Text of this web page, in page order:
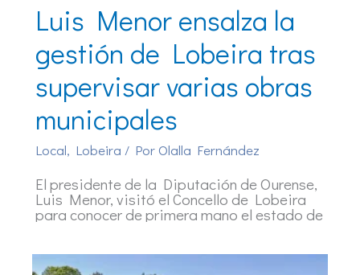
Luis Menor ensalza la
gestión de Lobeira tras
supervisar varias obras
municipales
Local, Lobeira / PorOlalla Fernández
El presidente de la Diputación de Ourense,
Luis Menor, visitó el Concello de Lobeira
para conocer de primera mano el estado de